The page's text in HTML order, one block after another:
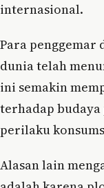
internasional.
Para penggemar
dunia telah
ini semakin
terhadap
perilaku
Alasan lain